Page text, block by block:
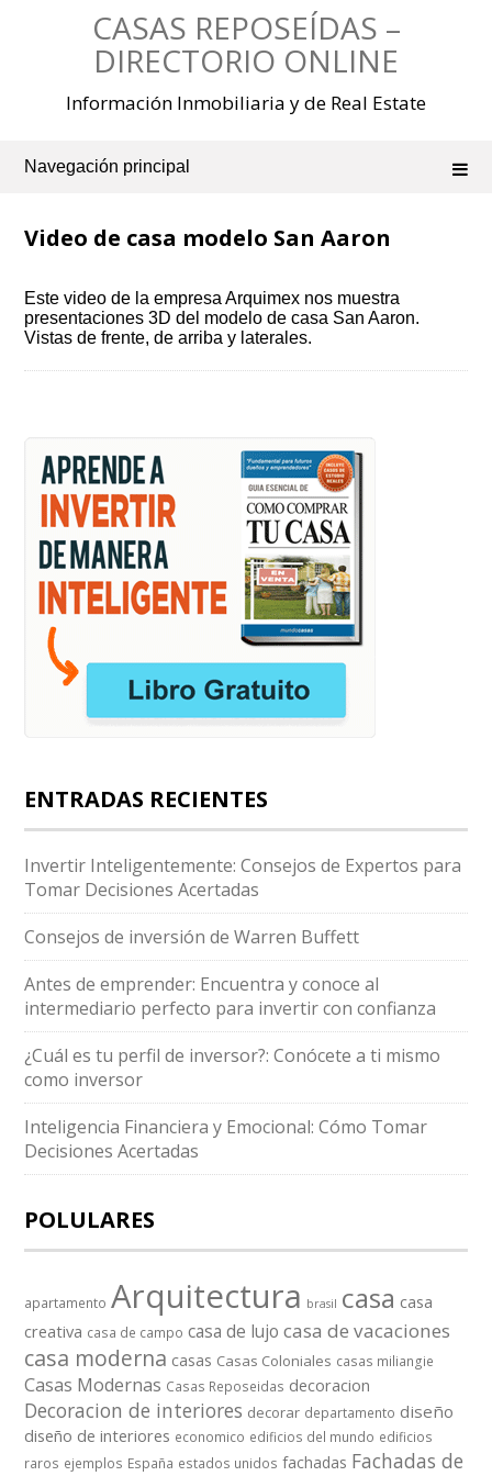
CASAS REPOSEÍDAS –
DIRECTORIO ONLINE
Información Inmobiliaria y de Real Estate
Navegación principal
Video de casa modelo San Aaron
Este video de la empresa Arquimex nos muestra
presentaciones 3D del modelo de casa San Aaron.
Vistas de frente, de arriba y laterales.
ENTRADAS RECIENTES
Invertir Inteligentemente: Consejos de Expertos para
Tomar Decisiones Acertadas
Consejos de inversión de Warren Buffett
Antes de emprender: Encuentra y conoce al
intermediario perfecto para invertir con confianza
¿Cuál es tu perfil de inversor?: Conócete a ti mismo
como inversor
Inteligencia Financiera y Emocional: Cómo Tomar
Decisiones Acertadas
POLULARES
apartamento Arquitectura brasil casa casa
creativa casa de campo casa de lujo casa de vacaciones
casa moderna casas Casas Coloniales casas miliangie
Casas Modernas Casas Reposeidas decoracion
Decoracion de interiores decorar departamento diseño
diseño de interiores economico edificios del mundo edificios
raros ejemplos España estados unidos fachadas Fachadas de